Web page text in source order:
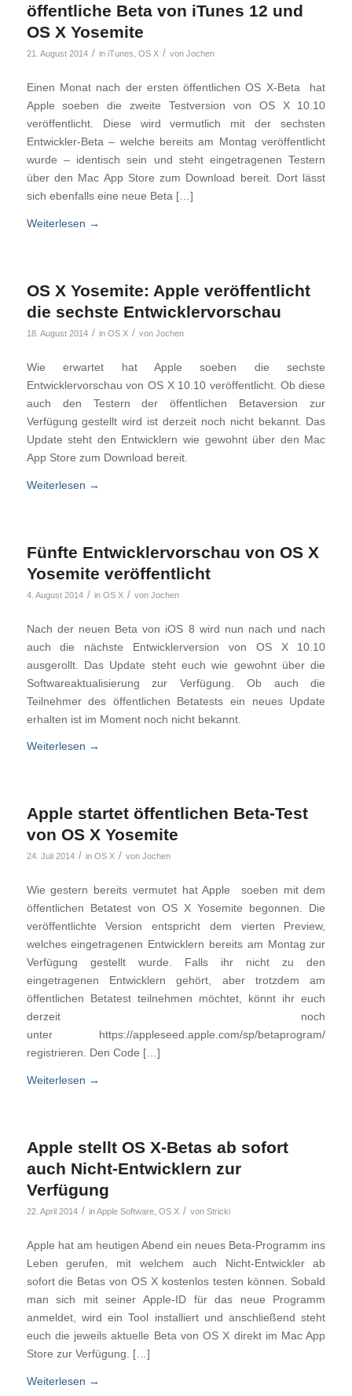
öffentliche Beta von iTunes 12 und
OS X Yosemite
21. August 2014 / in iTunes OS X / von Jochen
Einen Monat nach der ersten öffentlichen OS X-Beta hat
Apple soeben die zweite Testversion von OS X 10.10
veröffentlicht. Diese wird vermutlich mit der sechsten
Entwickler-Beta – welche bereits am Montag veröffentlicht
wurde – identisch sein und steht eingetragenen Testern
über den Mac App Store zum Download bereit. Dort lässt
sich ebenfalls eine neue Beta […]
Weiterlesen →
OS X Yosemite: Apple veröffentlicht
die sechste Entwicklervorschau
18. August 2014 / in OS X / von Jochen
Wie erwartet hat Apple soeben die sechste
Entwicklervorschau von OS X 10.10 veröffentlicht. Ob diese
auch den Testern der öffentlichen Betaversion zur
Verfügung gestellt wird ist derzeit noch nicht bekannt. Das
Update steht den Entwicklern wie gewohnt über den Mac
App Store zum Download bereit.
Weiterlesen →
Fünfte Entwicklervorschau von OS X
Yosemite veröffentlicht
4. August 2014 / in OS X / von Jochen
Nach der neuen Beta von iOS 8 wird nun nach und nach
auch die nächste Entwicklerversion von OS X 10.10
ausgerollt. Das Update steht euch wie gewohnt über die
Softwareaktualisierung zur Verfügung. Ob auch die
Teilnehmer des öffentlichen Betatests ein neues Update
erhalten ist im Moment noch nicht bekannt.
Weiterlesen →
Apple startet öffentlichen Beta-Test
von OS X Yosemite
24. Juli 2014 / in OS X / von Jochen
Wie gestern bereits vermutet hat Apple soeben mit dem
öffentlichen Betatest von OS X Yosemite begonnen. Die
veröffentlichte Version entspricht dem vierten Preview,
welches eingetragenen Entwicklern bereits am Montag zur
Verfügung gestellt wurde. Falls ihr nicht zu den
eingetragenen Entwicklern gehört, aber trotzdem am
öffentlichen Betatest teilnehmen möchtet, könnt ihr euch
derzeit noch
unter https://appleseed.apple.com/sp/betaprogram/
registrieren. Den Code […]
Weiterlesen →
Apple stellt OS X-Betas ab sofort
auch Nicht-Entwicklern zur
Verfügung
22. April 2014 / inApple Software, OS X / von Stricki
Apple hat am heutigen Abend ein neues Beta-Programm ins
Leben gerufen, mit welchem auch Nicht-Entwickler ab
sofort die Betas von OS X kostenlos testen können. Sobald
man sich mit seiner Apple-ID für das neue Programm
anmeldet, wird ein Tool installiert und anschließend steht
euch die jeweils aktuelle Beta von OS X direkt im Mac App
Store zur Verfügung. […]
Weiterlesen →